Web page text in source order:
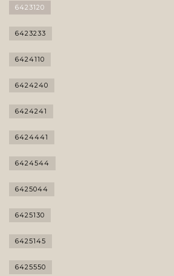
6423120
6423233
6424110
6424240
6424241
6424441
6424544
6425044
6425130
6425145
6425550